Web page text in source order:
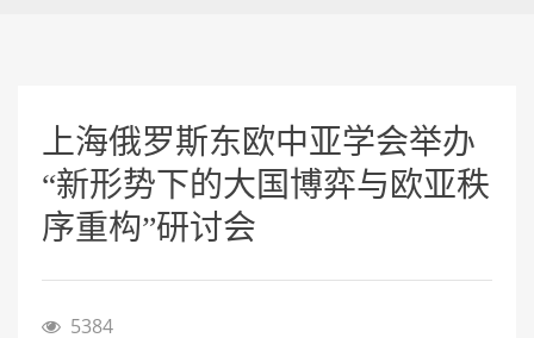
上海俄罗斯东欧中亚学会举办
“新形势下的大国博弈与欧亚秩
序重构”研讨会
5384